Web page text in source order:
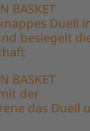
BASKET
Duell
besiegelt
BASKET
der
das Duell